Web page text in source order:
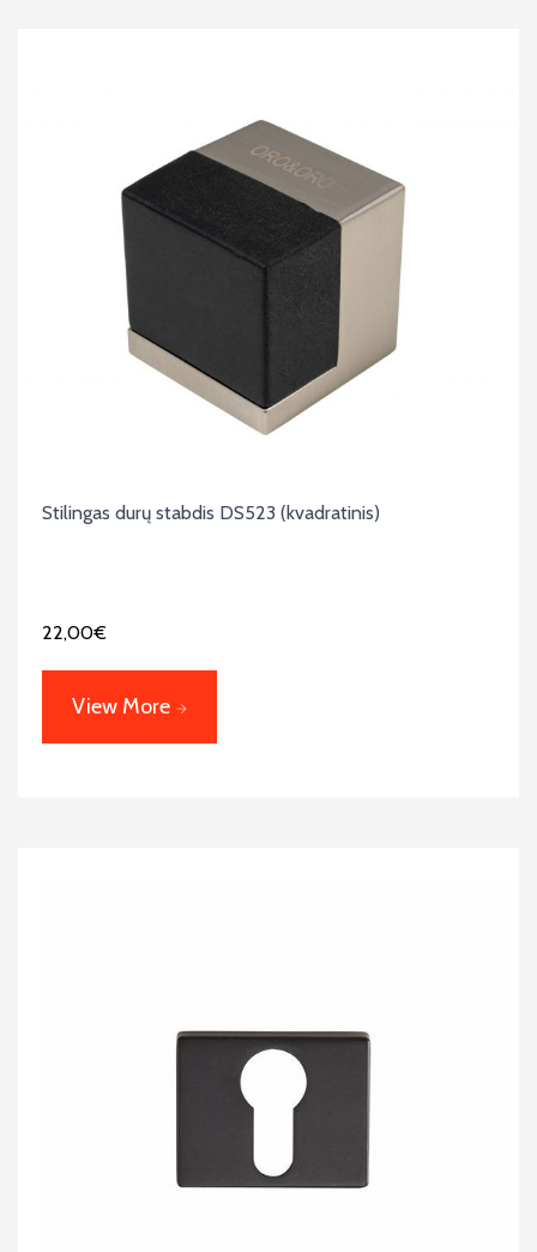
Stilingas durų stabdis DS523 (kvadratinis)
22,00€
View More